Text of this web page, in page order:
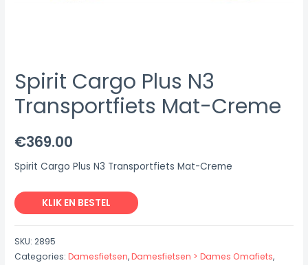
Spirit Cargo Plus N3
Transportfiets Mat-Creme
€369.00
Spirit Cargo Plus N3 Transportfiets Mat-Creme
KLIK EN BESTEL
SKU:2895
Categories:Damesfietsen,Damesfietsen > Dames Omafiets,